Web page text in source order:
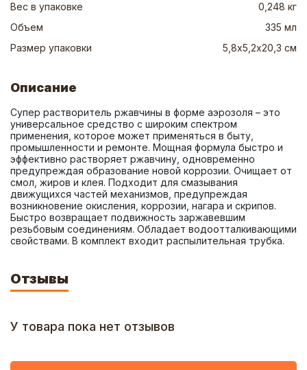
Вес в упаковке
0,248 кг
Объем
335 мл
Размер упаковки
5,8х5,2х20,3 см
Описание
Супер растворитель ржавчины в форме аэрозоля – это
универсальное средство с широким спектром
применения, которое может применяться в быту,
промышленности и ремонте. Мощная формула быстро и
эффективно растворяет ржавчину, одновременно
предупреждая образование новой коррозии. Очищает от
смол, жиров и клея. Подходит для смазывания
движущихся частей механизмов, предупреждая
возникновение окисления, коррозии, нагара и скрипов.
Быстро возвращает подвижность заржавевшим
резьбовым соединениям. Обладает водоотталкивающими
свойствами. В комплект входит распылительная трубка.
Отзывы
У товара пока нет отзывов